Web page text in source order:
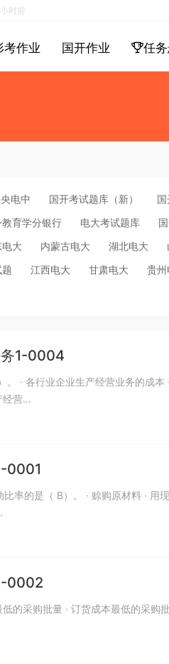
考作业 国开作业 任
电中 国开考试题库（新）
育学分银行 电大考试题库
电大 内蒙古电大 湖北电大
江西电大 甘肃电大 贵州
1-0004
务的成
生产经营...
0001
用存货对外进行长期投资 · 向银行借款 用
-0002
时前
时前
时前
时前
时前
时前
时前
时前